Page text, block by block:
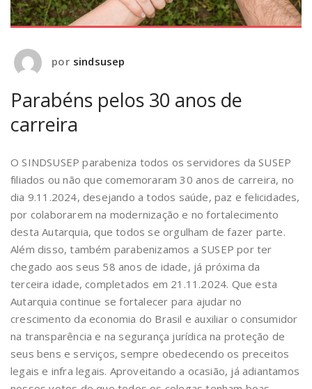
por sindsusep
Parabéns pelos 30 anos de
carreira
O SINDSUSEP parabeniza todos os servidores da SUSEP
filiados ou não que comemoraram 30 anos de carreira, no
dia 9.11.2024, desejando a todos saúde, paz e felicidades,
por colaborarem na modernização e no fortalecimento
desta Autarquia, que todos se orgulham de fazer parte.
Além disso, também parabenizamos a SUSEP por ter
chegado aos seus 58 anos de idade, já próxima da
terceira idade, completados em 21.11.2024. Que esta
Autarquia continue se fortalecer para ajudar no
crescimento da economia do Brasil e auxiliar o consumidor
na transparência e na segurança jurídica na proteção de
seus bens e serviços, sempre obedecendo os preceitos
legais e infra legais. Aproveitando a ocasião, já adiantamos